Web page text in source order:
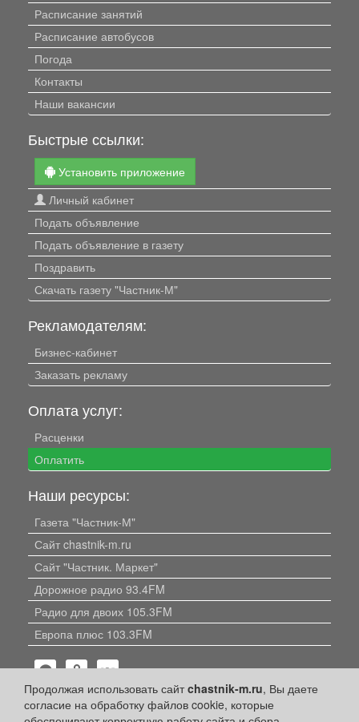
Продолжая использовать сайтchastnik-m.ru, Вы даете
согласие на обработку файлов cookie, которые
Расписание занятий
Расписание автобусов
Погода
Контакты
Наши вакансии
Быстрые ссылки:
Установить приложение
Личный кабинет
Подать объявление
Подать объявление в газету
Поздравить
Скачать газету "Частник-М"
Рекламодателям:
Бизнес-кабинет
Заказать рекламу
Оплата услуг:
Расценки
Оплатить
Наши ресурсы:
Газета "Частник-М"
Сайт chastnik-m.ru
Сайт "Частник. Маркет"
Дорожное радио 93.4FM
Радио для двоих 105.3FM
Европа плюс 103.3FM